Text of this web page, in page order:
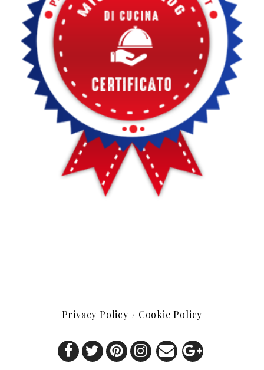
Privacy Policy Cookie Policy